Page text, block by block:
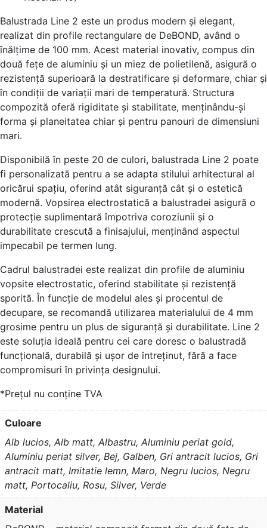
Balustrada Line 2 este un produs modern și elegant,
realizat din profile rectangulare de DeBOND, având o
înălțime de 100 mm. Acest material inovativ, compus din
două fețe de aluminiu și un miez de polietilenă, asigură o
rezistență superioară la destratificare și deformare, chiar și
în condiții de variații mari de temperatură. Structura
compozită oferă rigiditate și stabilitate, menținându-și
forma și planeitatea chiar și pentru panouri de dimensiuni
mari.
Disponibilă în peste 20 de culori, balustrada Line 2 poate
fi personalizată pentru a se adapta stilului arhitectural al
oricărui spațiu, oferind atât siguranță cât și o estetică
modernă. Vopsirea electrostatică a balustradei asigură o
protecție suplimentară împotriva coroziunii și o
durabilitate crescută a finisajului, menținând aspectul
impecabil pe termen lung.
Cadrul balustradei este realizat din profile de aluminiu
vopsite electrostatic, oferind stabilitate și rezistență
sporită. În funcție de modelul ales și procentul de
decupare, se recomandă utilizarea materialului de 4 mm
grosime pentru un plus de siguranță și durabilitate. Line 2
este soluția ideală pentru cei care doresc o balustradă
funcțională, durabilă și ușor de întreținut, fără a face
compromisuri în privința designului.
*Prețul nu conține TVA
Culoare
Alb lucios, Alb matt, Albastru, Aluminiu periat gold,
Aluminiu periat silver, Bej, Galben, Gri antracit lucios, Gri
antracit matt, Imitatie lemn, Maro, Negru lucios, Negru
matt, Portocaliu, Rosu, Silver, Verde
Material